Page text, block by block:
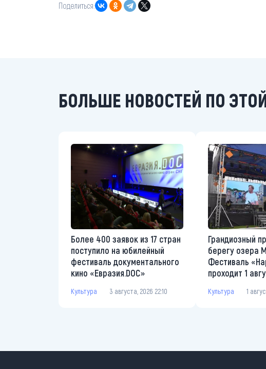
Поделиться:
БОЛЬШЕ НОВОСТЕЙ ПО
Более 400 заявок из 17 стран
поступило на юбилейный
фестиваль документального
кино «Евразия.DOC»
Культура 3 августа, 2026 22:10
Грандиозный
берегу озера
Фестиваль
проходит 1
Культура 1